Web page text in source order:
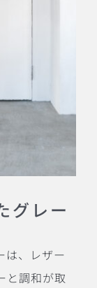
グレー
は、レザー
と調和が取